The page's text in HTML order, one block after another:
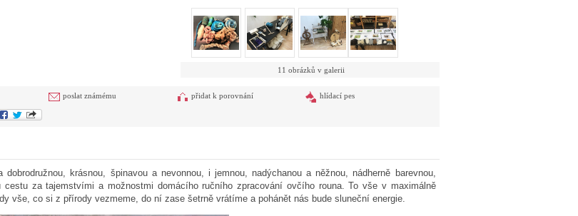
11 obrázků v galerii
poslat známému přidat k porovnání hlídací pes
dobrodružnou, krásnou, špinavou a nevonnou, i jemnou, nadýchanou a něžnou, nádherně barevnou,
cestu za tajemstvími a možnostmi domácího ručního zpracování ovčího rouna. To vše v maximálně
vše, co si z přírody vezmeme, do ní zase šetrně vrátíme a pohánět nás bude sluneční energie.